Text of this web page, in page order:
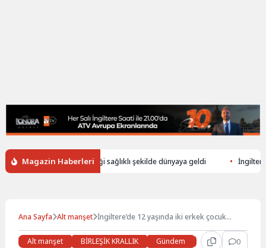
Magazin Haberleri
ölen annenin bebeği sağlıklı şekilde dünyaya geldi
Ana Sayfa Alt manşet İngiltere’de 12 yaşında iki erkek çocuk
Alt manşet
BİRLEŞİK KRALLIK Gündem Haberler 0